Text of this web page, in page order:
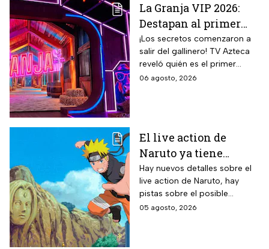
La Granja VIP 2026:
Destapan al primer
participante del
reality más viral de la
televisión mexicana
¡Los secretos comenzaron a
salir del gallinero! TV Azteca
reveló quién es el primer
granjero confirmado para la
06 agosto, 2026
El live action de
Naruto ya tiene
director y así avanza
el casting de la
película
Hay nuevos detalles sobre el
live action de Naruto, hay
pistas sobre el posible
enfoque de la historia y
05 agosto, 2026